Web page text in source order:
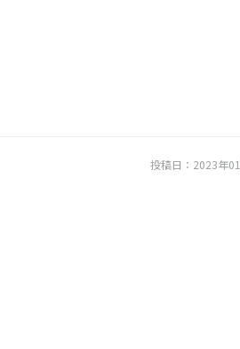
投稿日： 2023年